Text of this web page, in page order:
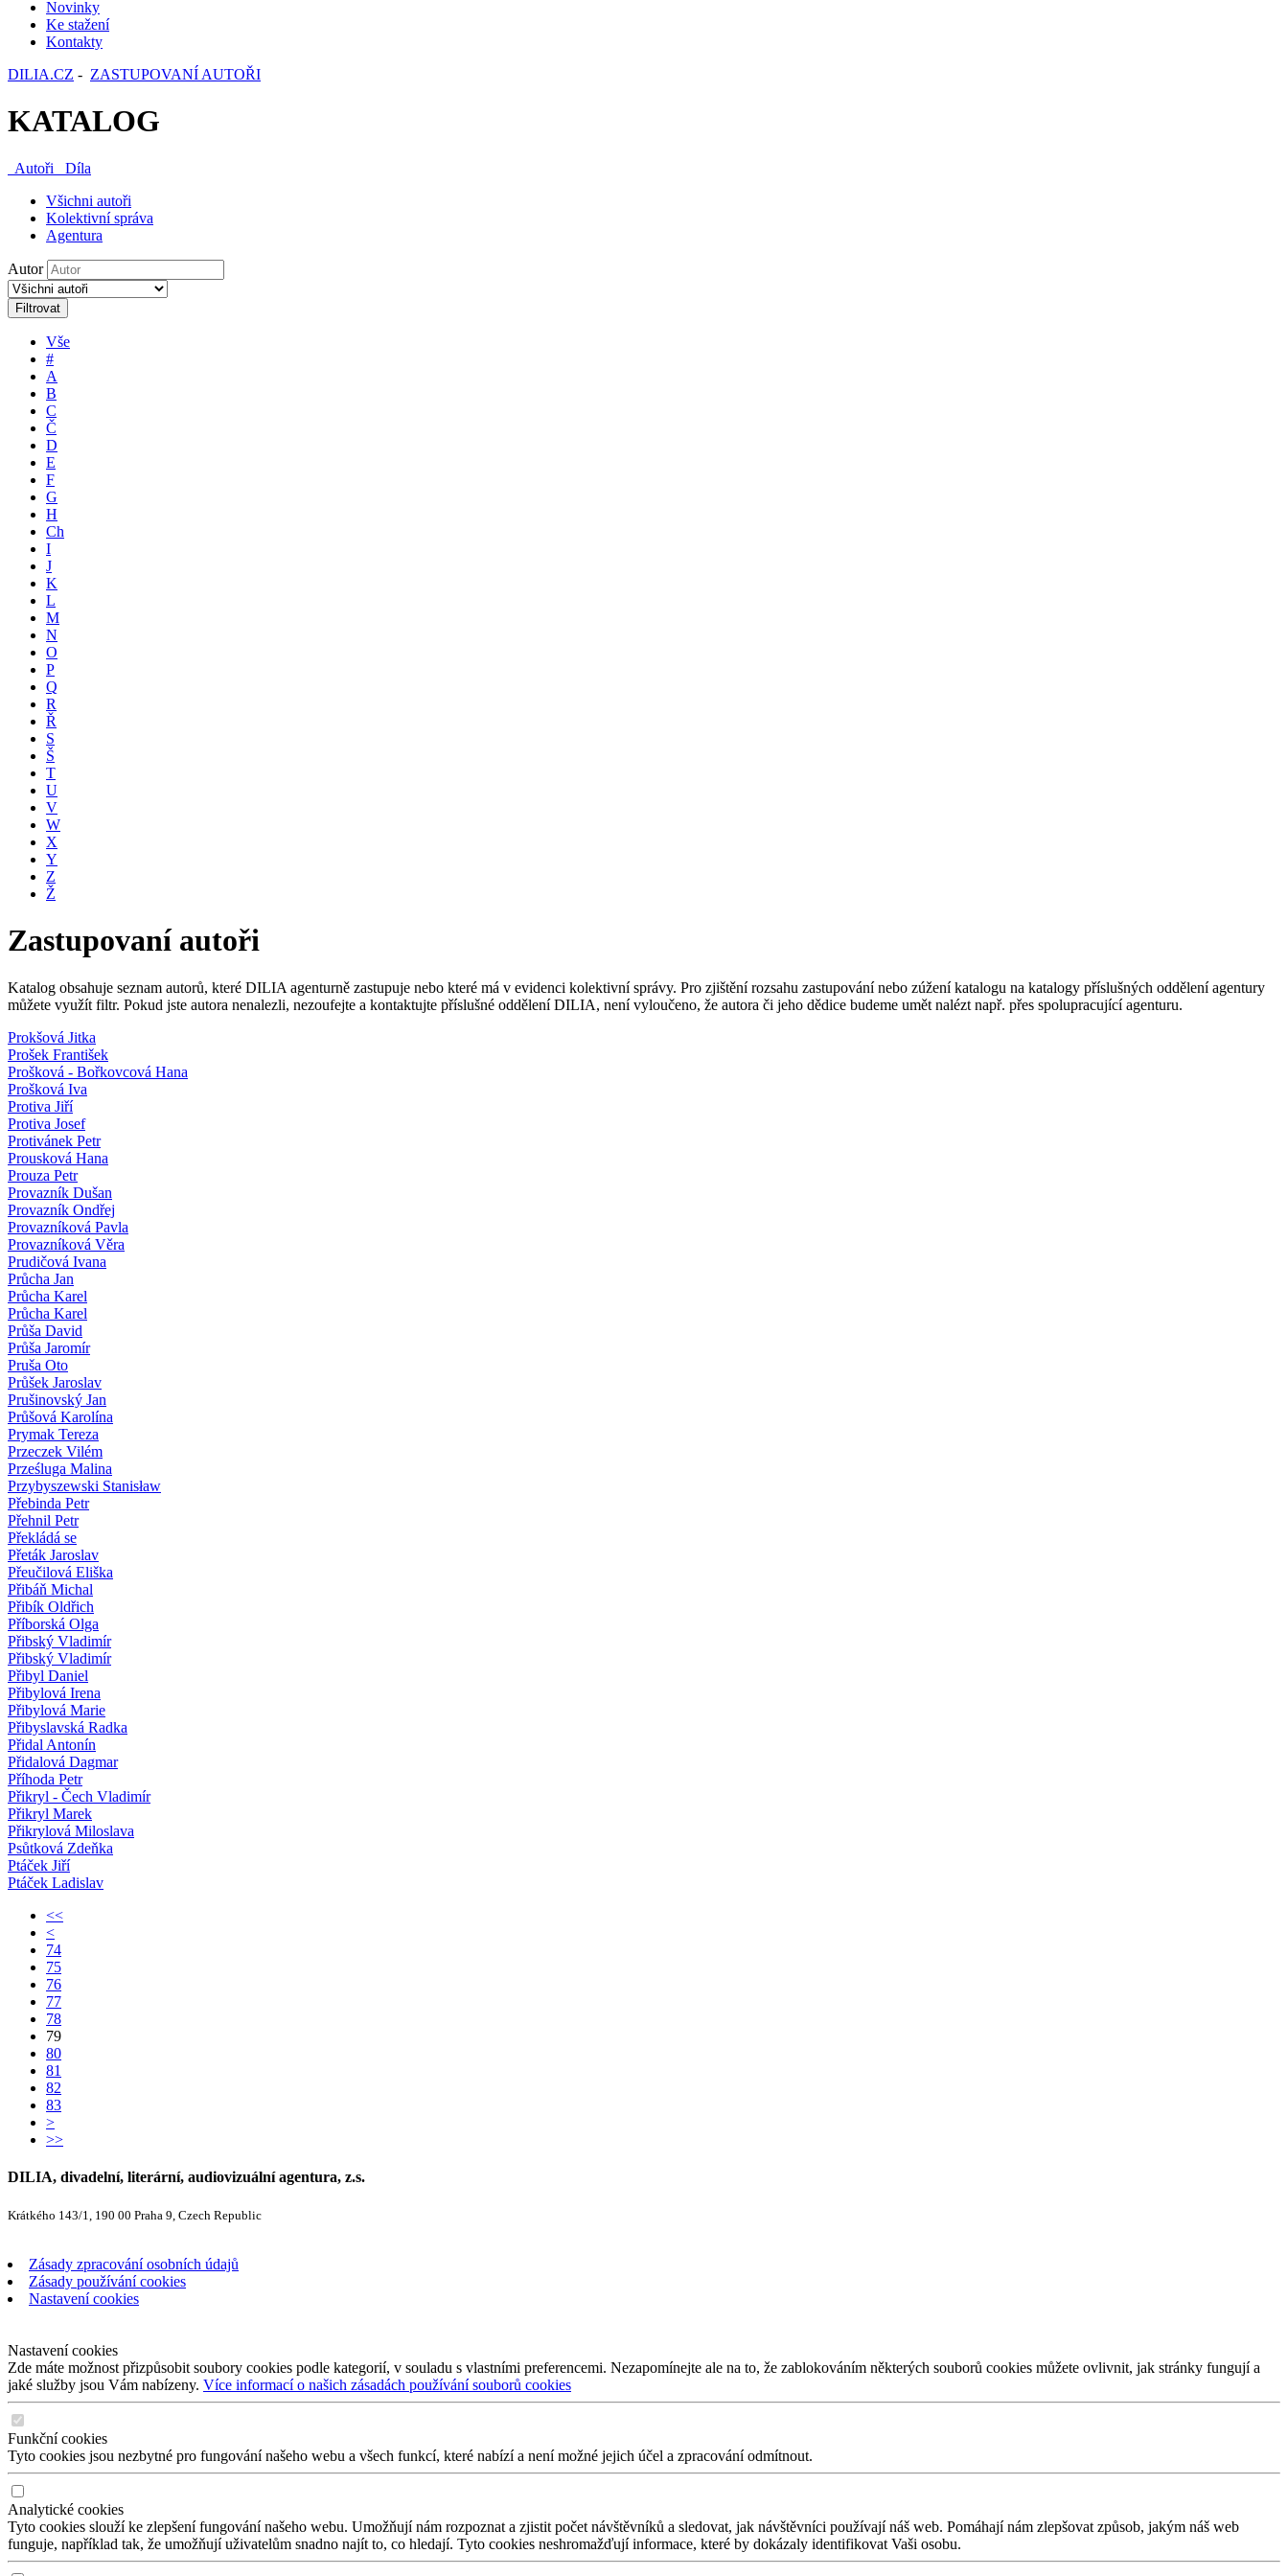
Novinky
Ke stažení
Kontakty
DILIA.CZ - ZASTUPOVANÍ AUTOŘI
KATALOG
Autoři
Díla
Všichni autoři
Kolektivní správa
Agentura
Autor
Filtrovat
Vše
#
A
B
C
Č
D
E
F
G
H
Ch
I
J
K
L
M
N
O
P
Q
R
Ř
S
Š
T
U
V
W
X
Y
Z
Ž
Zastupovaní autoři
Katalog obsahuje seznam autorů, které DILIA agenturně zastupuje nebo které má v evidenci kolektivní správy. Pro zjištění rozsahu zastupování nebo zúžení katalogu na katalogy příslušných oddělení agentury
můžete využít filtr. Pokud jste autora nenalezli, nezoufejte a kontaktujte příslušné oddělení DILIA, není vyloučeno, že autora či jeho dědice budeme umět nalézt např. přes spolupracující agenturu.
Prokšová Jitka
Prošek František
Prošková - Bořkovcová Hana
Prošková Iva
Protiva Jiří
Protiva Josef
Protivánek Petr
Prousková Hana
Prouza Petr
Provazník Dušan
Provazník Ondřej
Provazníková Pavla
Provazníková Věra
Prudičová Ivana
Průcha Jan
Průcha Karel
Průcha Karel
Průša David
Průša Jaromír
Pruša Oto
Průšek Jaroslav
Prušinovský Jan
Průšová Karolína
Prymak Tereza
Przeczek Vilém
Prześluga Malina
Przybyszewski Stanisław
Přebinda Petr
Přehnil Petr
Překládá se
Přeták Jaroslav
Přeučilová Eliška
Přibáň Michal
Přibík Oldřich
Příborská Olga
Přibský Vladimír
Přibský Vladimír
Přibyl Daniel
Přibylová Irena
Přibylová Marie
Přibyslavská Radka
Přidal Antonín
Přidalová Dagmar
Příhoda Petr
Přikryl - Čech Vladimír
Přikryl Marek
Přikrylová Miloslava
Psůtková Zdeňka
Ptáček Jiří
Ptáček Ladislav
<<
<
74
75
76
77
78
79
80
81
82
83
>
>>
DILIA, divadelní, literární, audiovizuální agentura, z.s.
Krátkého 143/1, 190 00 Praha 9, Czech Republic
Zásady zpracování osobních údajů
Zásady používání cookies
Nastavení cookies
Nastavení cookies
Zde máte možnost přizpůsobit soubory cookies podle kategorií, v souladu s vlastními preferencemi. Nezapomínejte ale na to, že zablokováním některých souborů cookies můžete ovlivnit, jak stránky fungují a
jaké služby jsou Vám nabízeny. Více informací o našich zásadách používání souborů cookies
Funkční cookies
Tyto cookies jsou nezbytné pro fungování našeho webu a všech funkcí, které nabízí a není možné jejich účel a zpracování odmítnout.
Analytické cookies
Tyto cookies slouží ke zlepšení fungování našeho webu. Umožňují nám rozpoznat a zjistit počet návštěvníků a sledovat, jak návštěvníci používají náš web. Pomáhají nám zlepšovat způsob, jakým náš web
funguje, například tak, že umožňují uživatelům snadno najít to, co hledají. Tyto cookies neshromažďují informace, které by dokázaly identifikovat Vaši osobu.